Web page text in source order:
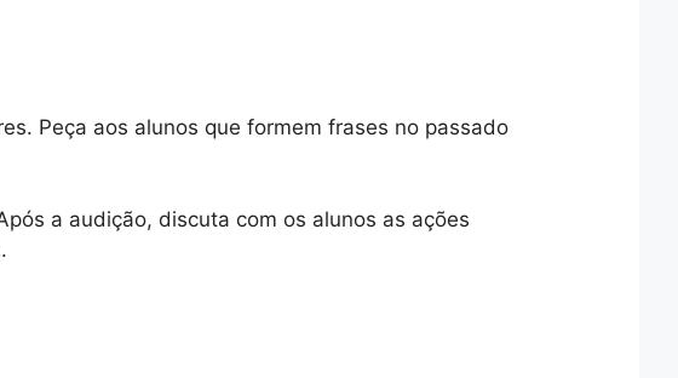
Peça aos alunos que formem frases no passado
a audição, discuta com os alunos as ações
.